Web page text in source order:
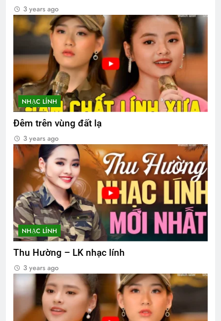
3 years ago
NHẠC LÍNH
Đêm trên vùng đất lạ
3 years ago
NHẠC LÍNH
Thu Hường – LK nhạc lính
3 years ago